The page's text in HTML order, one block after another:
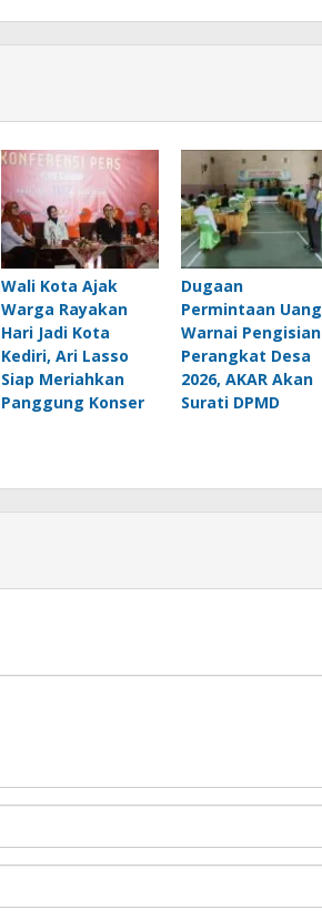
Wali Kota Ajak
Warga Rayakan
Hari Jadi Kota
Kediri, Ari Lasso
Siap Meriahkan
Panggung Konser
Dugaan
Permintaan Uang
Warnai Pengisian
Perangkat Desa
2026, AKAR Akan
Surati DPMD